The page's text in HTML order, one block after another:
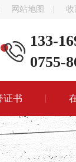
网站地图 收
133-
0755-
证书